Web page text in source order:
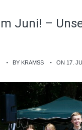
Juni! –
BY KRAMSS ON 17.